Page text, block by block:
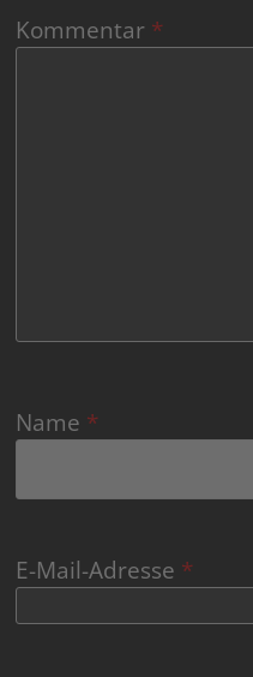
Kommentar *
Name *
E-Mail-Adresse *